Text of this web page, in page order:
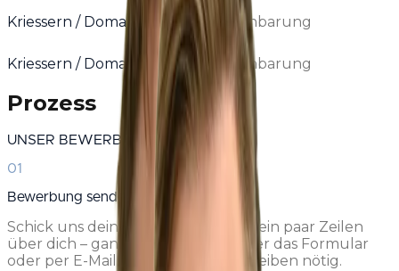
Kriessern / Domat/Ems Nach Vereinbarung
Kriessern / Domat/Ems Nach Vereinbarung
Prozess
UNSER BEWERBUNGSPROZESS
01
Bewerbung senden
Schick uns deinen Lebenslauf und ein paar Zeilen
über dich – ganz einfach online über das Formular
oder per E-Mail. Kein langes Anschreiben nötig.